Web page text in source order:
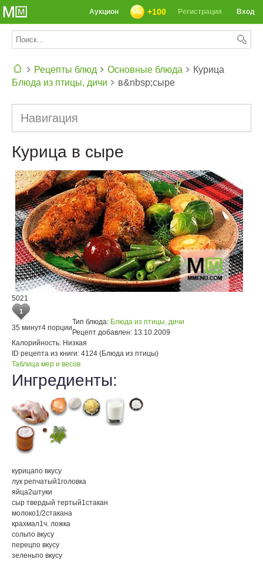
Вход
Регистрация
+100
Аукцион
Рецепты блюд
Основные блюда
Блюда из птицы, дичи
Курица
в&nbsp;сыре
Навигация
Курица в сыре
5021
1
35 минут4 порции
Тип блюда: Блюда из птицы, дичи
Рецепт добавлен: 13.10.2009
Калорийность: Низкая
ID рецепта из книги: 4124 (Блюда из птицы)
Таблица мер и весов
Ингредиенты:
курицапо вкусу
лук репчатый1головка
яйца2штуки
сыр твердый тертый1стакан
молоко1/2стакана
крахмал1ч. ложка
сольпо вкусу
перецпо вкусу
зеленьпо вкусу